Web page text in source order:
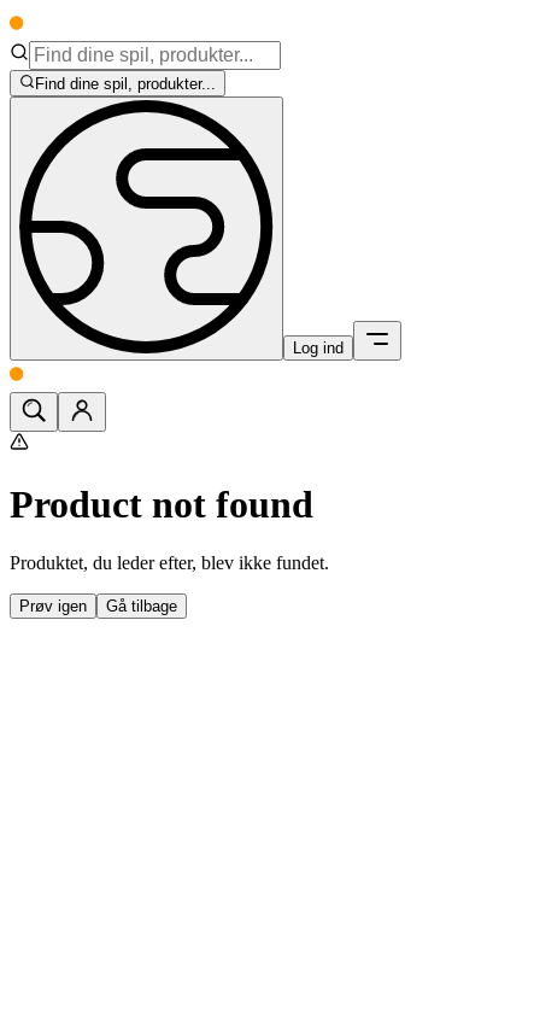
Find dine spil, produkter...
Log ind
Product not found
Produktet, du leder efter, blev ikke fundet.
Prøv igen Gå tilbage